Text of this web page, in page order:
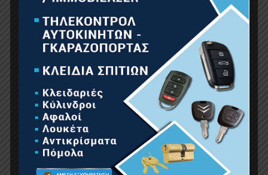
BORMANN Pro BRB1170 Ιμάντας (Σαμπάνι)
Ανύψωσης 90mm X 2M, Αντοχή 3Ton
10.00€